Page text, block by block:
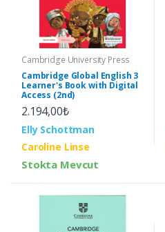
Cambridge University Press
Cambridge Global English 3
Learner's Book with Digital
Access (2nd)
2.194,00₺
Elly Schottman
Caroline Linse
Stokta Mevcut